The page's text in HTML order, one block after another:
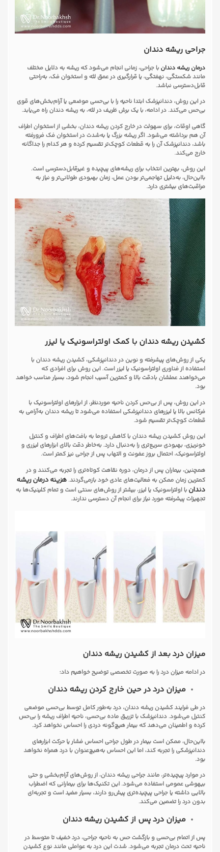
جراحی ریشه دندان
درمان ریشه دندان با جراحی، زمانی انجام می‌شود که ریشه به دلایل مختلف
مانند شکستگی، نهفتگی، یا قرارگیری در عمق لثه و استخوان فک، به‌راحتی
قابل‌دسترسی نباشد.
در این روش، دندانپزشک ابتدا ناحیه را با بی‌حسی موضعی یا آرام‌بخش‌های قوی
بی‌حس می‌کند. در ادامه، با یک برش ظریف در لثه، به ریشه دندان راه می‌یابد.
گاهی اوقات، برای سهولت در خارج کردن ریشه دندان، بخشی از استخوان اطراف
آن هم برداشته می‌شود. اگر ریشه بزرگ یا به‌شدت در استخوان فک فرورفته
باشد، دندانپزشک آن را به قطعات کوچک‌تر تقسیم کرده و هر کدام را جداگانه
خارج می‌کند.
این روش، بهترین انتخاب برای ریشه‌های پیچیده و غیرقابل‌دسترسی است.
بااین‌حال، به‌دلیل تهاجمی‌تر بودن عمل، زمان بهبودی طولانی‌تر و نیاز به
مراقبت‌های بیشتری دارد.
کشیدن ریشه دندان با کمک اولتراسونیک یا لیزر
یکی از روش‌های پیشرفته و نوین در دندانپزشکی، کشیدن ریشه دندان با
استفاده از فناوری اولتراسونیک یا لیزر است. این روش برای افرادی که
می‌خواهند عملشان بادقت بالا و کمترین آسیب انجام شود، بسیار مناسب خواهد
بود.
در این روش، پس از بی‌حس کردن ناحیه موردنظر، از ابزارهای اولتراسونیک با
فرکانس بالا یا لیزرهای دندانپزشکی استفاده می‌شود تا ریشه دندان به‌آرامی به
قطعات کوچک‌تر تقسیم شود.
این روش کشیدن ریشه دندان با کاهش تروما به بافت‌های اطراف و کنترل
خونریزی، بهبودی سریع‌تری را به‌دنبال دارد. به‌خاطر دقت بالای ابزارهای لیزری و
اولتراسونیک، احتمال بروز عفونت و التهاب پس از جراحی نیز کمتر است.
همچنین، بیماران پس از درمان، دوره نقاهت کوتاه‌تری را تجربه می‌کنند و در
کمترین زمان ممکن به فعالیت‌های عادی خود بازمی‌گردند. هزینه درمان ریشه
دندانبا اولتراسونیک یا لیزر، بیشتر از روش‌های سنتی است و تمام کلینیک‌ها به
تجهیزات پیشرفته مورد نیاز برای انجام آن دسترسی ندارند.
میزان درد بعد از کشیدن ریشه دندان
در ادامه میزان درد را به صورت تخصصی توضیح خواهیم داد:
میزان درد در حین خارج کردن ریشه دندان
در طی فرایند کشیدن ریشه دندان، درد به‌طور کامل توسط بی‌حسی موضعی
کنترل می‌شود. دندانپزشک با تزریق ماده بی‌حسی، ناحیه اطراف ریشه را بی‌حس
کرده و اطمینان می‌دهد که بیمار هیچ‌گونه دردی را احساس نخواهد کرد.
بااین‌حال، ممکن است بیمار در طول جراحی احساس فشار یا حرکت ابزارهای
دندانپزشکی را تجربه کند، اما این احساس به‌هیچ‌عنوان با درد همراه نخواهد
بود.
در موارد پیچیده‌تر، مانند جراحی ریشه دندان، از روش‌های آرام‌بخشی و حتی
بیهوشی عمومی استفاده می‌شود. این تکنیک‌ها برای بیمارانی که اضطراب
بالایی داشته یا جراحی پیچیده‌تری پیش‌رو دارند، بسیار مفید است و تجربه‌ای
بدون درد را تضمین می‌کند.
میزان درد پس از کشیدن ریشه دندان
پس از اتمام بی‌حسی و بازگشت حس به ناحیه جراحی، درد خفیف تا متوسط در
ناحیه تحت درمان تجربه می‌شود. شدت این درد به عواملی مانند نوع کشیدن